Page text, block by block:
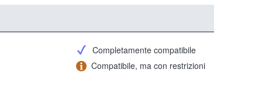
Completamente compatibile
Compatibile, ma con restrizioni